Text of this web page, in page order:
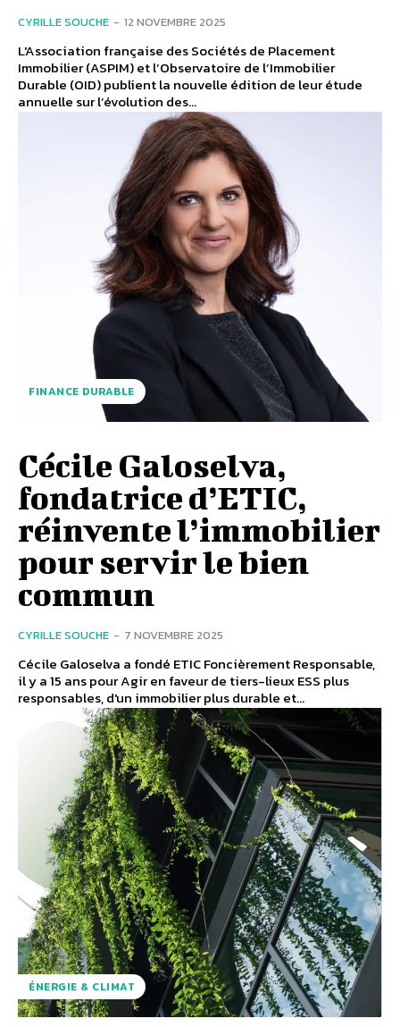
CYRILLE SOUCHE - 12 NOVEMBRE 2025
L'Association française des Sociétés de Placement
Immobilier (ASPIM) et l’Observatoire de l’Immobilier
Durable (OID) publient la nouvelle édition de leur étude
annuelle sur l’évolution des...
FINANCE DURABLE
Cécile Galoselva,
fondatrice d’ETIC,
réinvente l’immobilier
pour servir le bien
commun
CYRILLE SOUCHE - 7 NOVEMBRE 2025
Cécile Galoselva a fondé ETIC Foncièrement Responsable,
il y a 15 ans pour Agir en faveur de tiers-lieux ESS plus
responsables, d'un immobilier plus durable et...
ÉNERGIE & CLIMAT